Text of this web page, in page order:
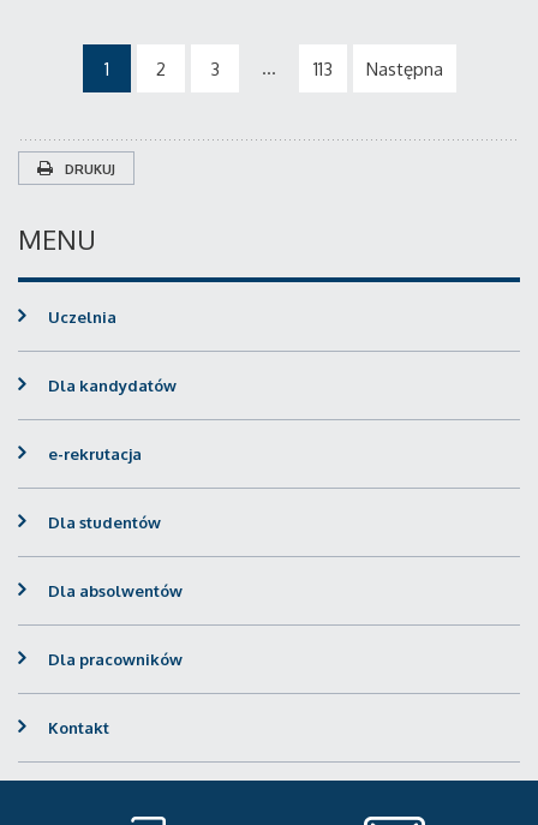
1 2 3 ... 113 Następna
DRUKUJ
MENU
Uczelnia
Dla kandydatów
e-rekrutacja
Dla studentów
Dla absolwentów
Dla pracowników
Kontakt